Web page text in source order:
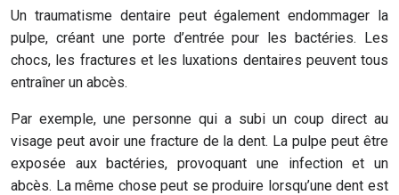
Un traumatisme dentaire peut également endommager la
pulpe, créant une porte d’entrée pour les bactéries. Les
chocs, les fractures et les luxations dentaires peuvent tous
entraîner un abcès.
Par exemple, une personne qui a subi un coup direct au
visage peut avoir une fracture de la dent. La pulpe peut être
exposée aux bactéries, provoquant une infection et un
abcès. La même chose peut se produire lorsqu’une dent est